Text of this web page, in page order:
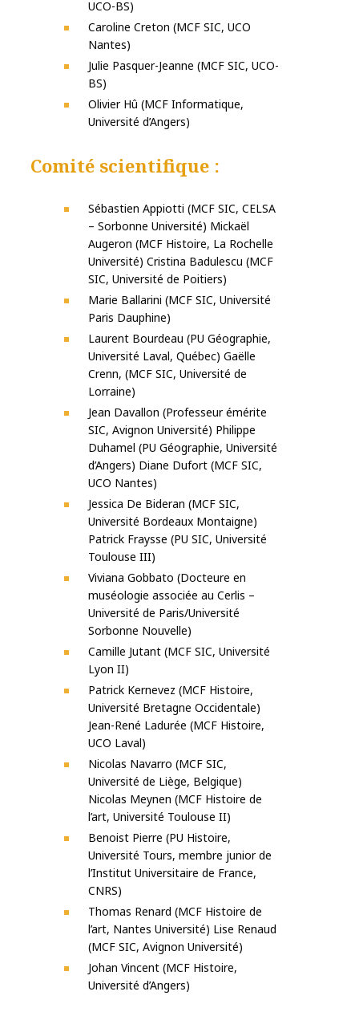
UCO-BS)
Caroline Creton (MCF SIC, UCO
Nantes)
Julie Pasquer-Jeanne (MCF SIC, UCO-
BS)
Olivier Hû (MCF Informatique,
Université d’Angers)
Comité scientifique :
Sébastien Appiotti (MCF SIC, CELSA
– Sorbonne Université) Mickaël
Augeron (MCF Histoire, La Rochelle
Université) Cristina Badulescu (MCF
SIC, Université de Poitiers)
Marie Ballarini (MCF SIC, Université
Paris Dauphine)
Laurent Bourdeau (PU Géographie,
Université Laval, Québec) Gaëlle
Crenn, (MCF SIC, Université de
Lorraine)
Jean Davallon (Professeur émérite
SIC, Avignon Université) Philippe
Duhamel (PU Géographie, Université
d’Angers) Diane Dufort (MCF SIC,
UCO Nantes)
Jessica De Bideran (MCF SIC,
Université Bordeaux Montaigne)
Patrick Fraysse (PU SIC, Université
Toulouse III)
Viviana Gobbato (Docteure en
muséologie associée au Cerlis –
Université de Paris/Université
Sorbonne Nouvelle)
Camille Jutant (MCF SIC, Université
Lyon II)
Patrick Kernevez (MCF Histoire,
Université Bretagne Occidentale)
Jean-René Ladurée (MCF Histoire,
UCO Laval)
Nicolas Navarro (MCF SIC,
Université de Liège, Belgique)
Nicolas Meynen (MCF Histoire de
l’art, Université Toulouse II)
Benoist Pierre (PU Histoire,
Université Tours, membre junior de
l’Institut Universitaire de France,
CNRS)
Thomas Renard (MCF Histoire de
l’art, Nantes Université) Lise Renaud
(MCF SIC, Avignon Université)
Johan Vincent (MCF Histoire,
Université d’Angers)